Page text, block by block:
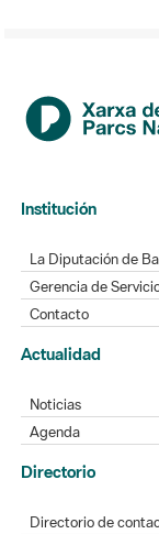
Institución
La Diputación de
Gerencia de
Contacto
Actualidad
Noticias
Agenda
Directorio
Directorio de